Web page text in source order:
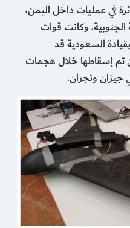
في عمليات داخل اليمن،
وكانت قوات
السعودية قد
إسقاطها خلال هجمات
جيزان ونجران.